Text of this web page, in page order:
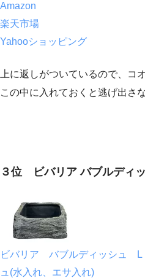
Amazon
楽天市場
Yahooショッピング
上に返しがついているので、コ
この中に入れておくと逃げ出さ
３位 ビバリア バブルディ
ビバリア バブルディッシュ L
ュ(水入れ、エサ入れ)